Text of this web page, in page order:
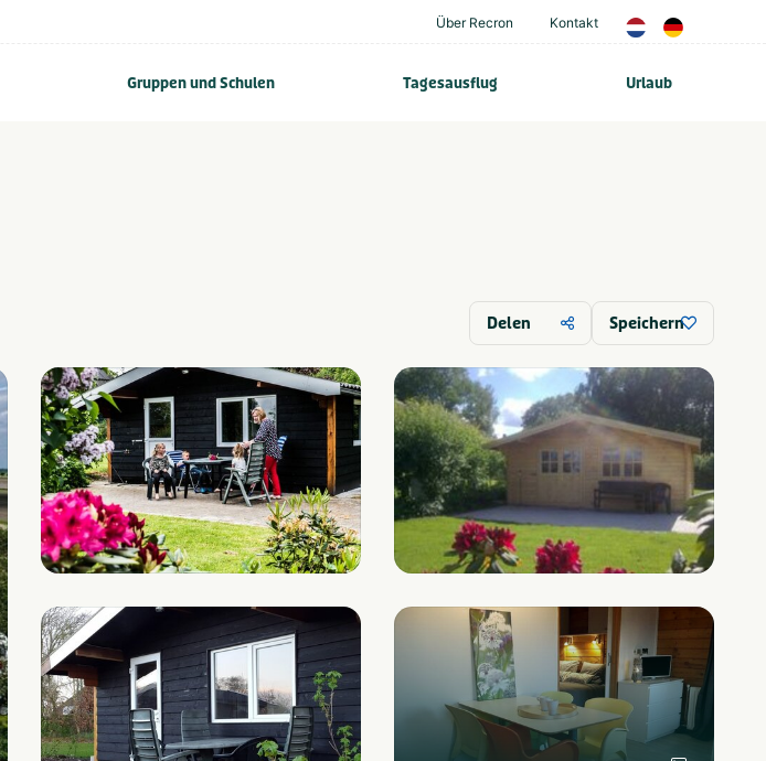
Über Recron Kontakt
Gruppen und Schulen Tagesausflug Urlaub
Delen Speichern